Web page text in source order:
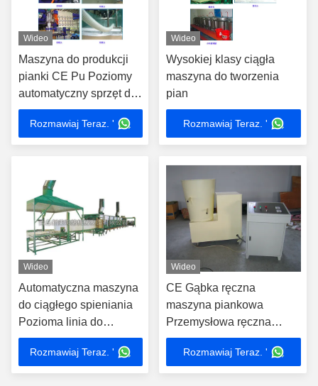
Wideo
Maszyna do produkcji
pianki CE Pu Poziomy
automatyczny sprzęt do
pianki poliuretanowej
Rozmawiaj Teraz. '
Wideo
Wysokiej klasy ciągła
maszyna do tworzenia
pian
Rozmawiaj Teraz. '
Wideo
Automatyczna maszyna
do ciągłego spieniania
Pozioma linia do
produkcji poliuretanu
Rozmawiaj Teraz. '
Wideo
CE Gąbka ręczna
maszyna piankowa
Przemysłowa ręczna
maszyna piankowa
Maszyna piankowa partia
Rozmawiaj Teraz. '